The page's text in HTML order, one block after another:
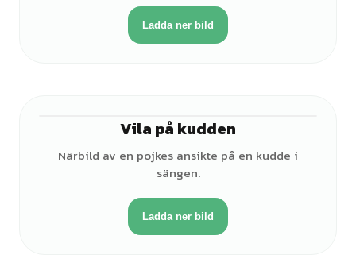
Ladda ner bild
Vila på kudden
Närbild av en pojkes ansikte på en kudde i
sängen.
Ladda ner bild